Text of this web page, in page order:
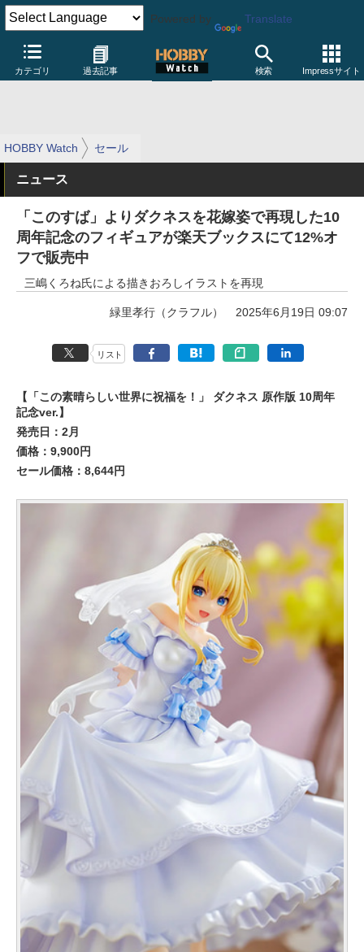
Powered by Translate
カテゴリ 過去記事 検索 Impressサイト
HOBBY Watch セール
ニュース
「このすば」よりダクネスを花嫁姿で再現した10
周年記念のフィギュアが楽天ブックスにて12%オ
フで販売中
三嶋くろね氏による描きおろしイラストを再現
緑里孝行（クラフル） 2025年6月19日 09:07
リスト
【「この素晴らしい世界に祝福を！」 ダクネス 原作版 10周年
記念ver.】
発売日：2月
価格：9,900円
セール価格：8,644円